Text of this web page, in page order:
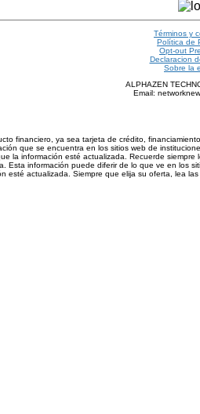
Términos y
Política de
Opt-out
Declaracion
Sobre la
ALPHAZEN
Email:
financiero, ya sea tarjeta de crédito,
que se encuentra en los sitios web de
información esté actualizada. Recuerde
Esta información puede diferir de lo que ve en
actualizada. Siempre que elija su oferta, lea